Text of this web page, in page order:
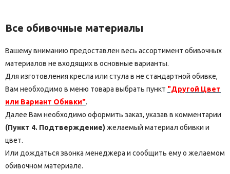
Все обивочные материалы
Вашему вниманию предоставлен весь ассортимент обивочных
материалов не входящих в основные варианты.
Для изготовления кресла или стула в не стандартной обивке,
Вам необходимо в меню товара выбрать пункт "Другой Цвет
или Вариант Обивки".
Далее Вам необходимо оформить заказ, указав в комментарии
(Пункт 4. Подтверждение) желаемый материал обивки и
цвет.
Или дождаться звонка менеджера и сообщить ему о желаемом
обивочном материале.